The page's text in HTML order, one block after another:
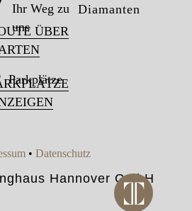
Diamanten
Ihr Weg zu
uns ÜBER
Parkplätze
• Datenschutz
Hannover GmbH